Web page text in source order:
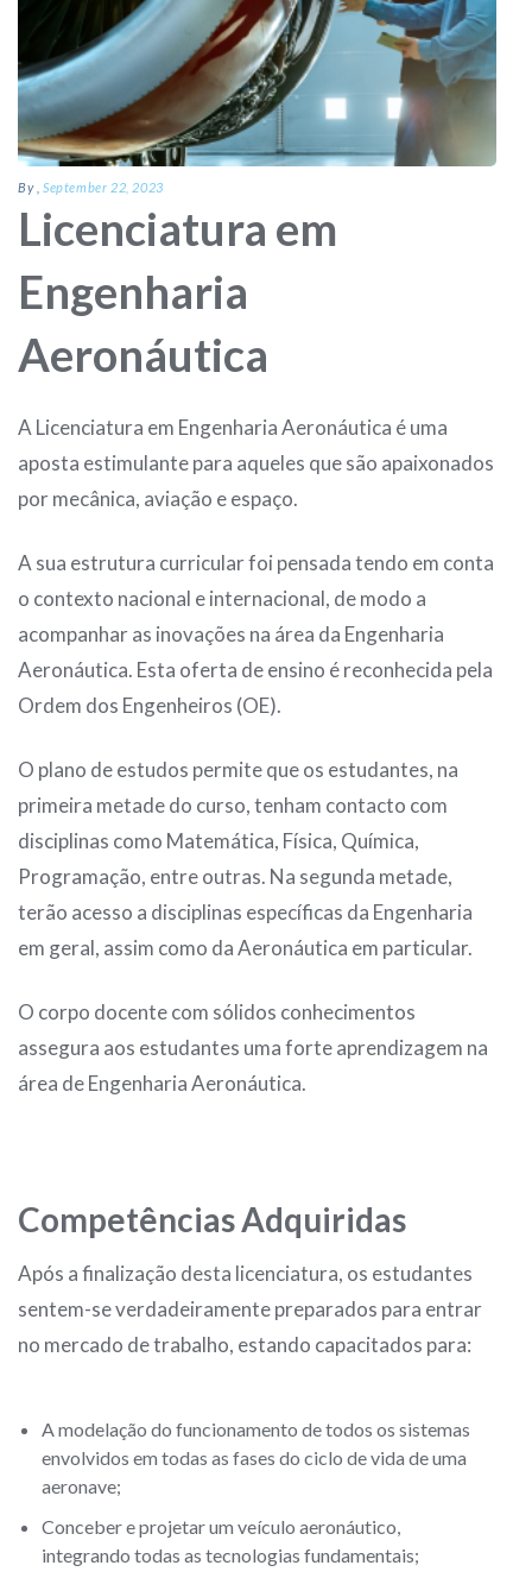
By ,September 22, 2023
Licenciatura em
Engenharia
Aeronáutica
A Licenciatura em Engenharia Aeronáutica é uma
aposta estimulante para aqueles que são apaixonados
por mecânica, aviação e espaço.
A sua estrutura curricular foi pensada tendo em conta
o contexto nacional e internacional, de modo a
acompanhar as inovações na área da Engenharia
Aeronáutica. Esta oferta de ensino é reconhecida pela
Ordem dos Engenheiros (OE).
O plano de estudos permite que os estudantes, na
primeira metade do curso, tenham contacto com
disciplinas como Matemática, Física, Química,
Programação, entre outras. Na segunda metade,
terão acesso a disciplinas específicas da Engenharia
em geral, assim como da Aeronáutica em particular.
O corpo docente com sólidos conhecimentos
assegura aos estudantes uma forte aprendizagem na
área de Engenharia Aeronáutica.
Competências Adquiridas
Após a finalização desta licenciatura, os estudantes
sentem-se verdadeiramente preparados para entrar
no mercado de trabalho, estando capacitados para:
A modelação do funcionamento de todos os sistemas
envolvidos em todas as fases do ciclo de vida de uma
aeronave;
Conceber e projetar um veículo aeronáutico,
integrando todas as tecnologias fundamentais;